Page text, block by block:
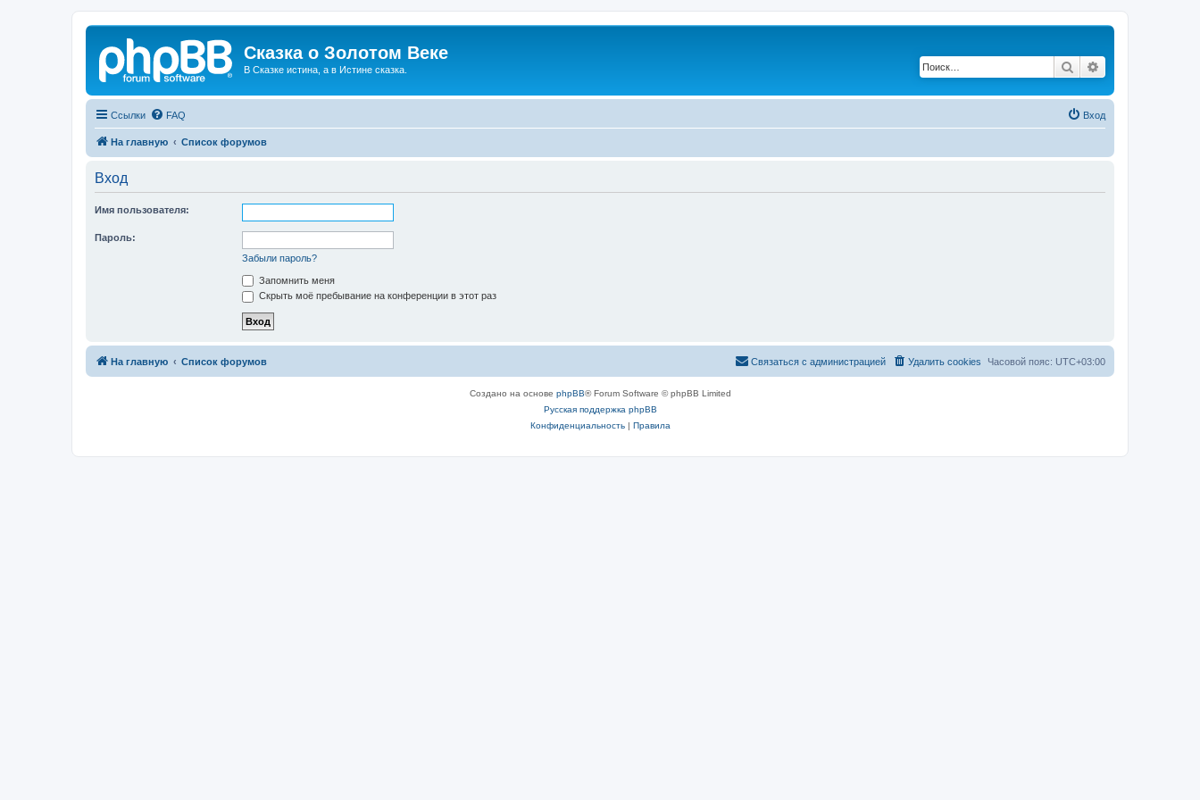
Сказка о Золотом Веке
В Сказке истина, а в Истине сказка. Поиск
Ссылки FAQ Вход
На главную Список форумов
Вход
Имя пользователя:
Пароль:
Забыли пароль?
Запомнить меня
Скрыть моё пребывание на конференции в этот раз
На главную Список форумов Часовой пояс: UTC+03:00
Удалить cookies
Связаться с администрацией
Создано на основе phpBB® Forum Software © phpBB Limited
Русская поддержка phpBB
Конфиденциальность| Правила